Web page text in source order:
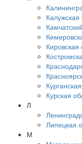
Калужская
Кировская
Курская
Л
Липецкая
М